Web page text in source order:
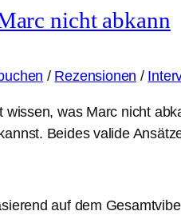
nicht abkann
/ Rezensionen /
wissen, was Marc nicht
Beides valide
auf dem